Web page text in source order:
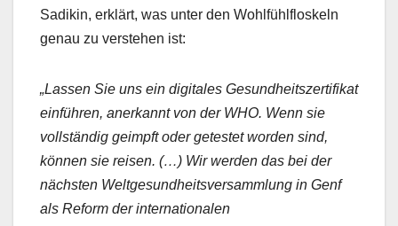
Sadikin, erklärt, was unter den Wohlfühlfloskeln
genau zu verstehen ist:
„Lassen Sie uns ein digitales Gesundheitszertifikat
einführen, anerkannt von der WHO. Wenn sie
vollständig geimpft oder getestet worden sind,
können sie reisen. (…) Wir werden das bei der
nächsten Weltgesundheitsversammlung in Genf
als Reform der internationalen